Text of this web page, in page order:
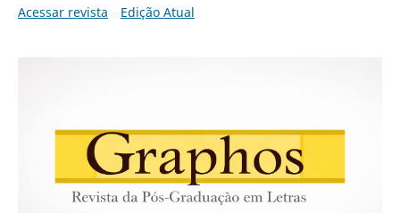
Acessar revista
Edição Atual